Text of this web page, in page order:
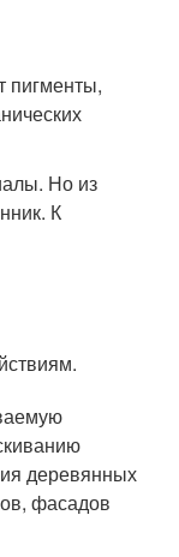
пигменты,
Но из
К
деревянных
фасадов